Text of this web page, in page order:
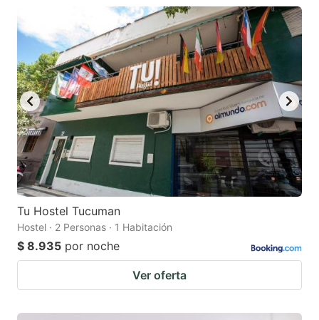
key
to
get
the
keyboard
shortcuts
for
changing
dates.
mark
key
to
get
the
keyboard
shortcuts
for
changing
dates.
Tu Hostel Tucuman
Hostel · 2 Personas · 1 Habitación
$ 8.935 por noche
Ver oferta